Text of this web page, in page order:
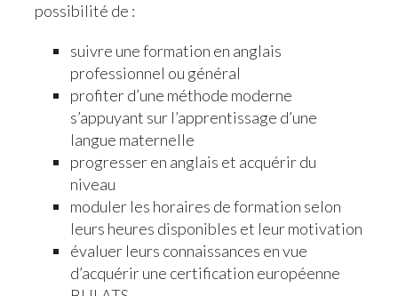
possibilité de :
suivre une formation en anglais
professionnel ou général
profiter d’une méthode moderne
s’appuyant sur l’apprentissage d’une
langue maternelle
progresser en anglais et acquérir du
niveau
moduler les horaires de formation selon
leurs heures disponibles et leur motivation
évaluer leurs connaissances en vue
d’acquérir une certification européenne